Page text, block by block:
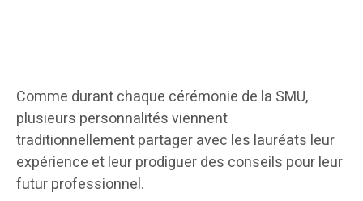
Comme durant chaque cérémonie de la SMU,
plusieurs personnalités viennent
traditionnellement partager avec les lauréats leur
expérience et leur prodiguer des conseils pour leur
futur professionnel.